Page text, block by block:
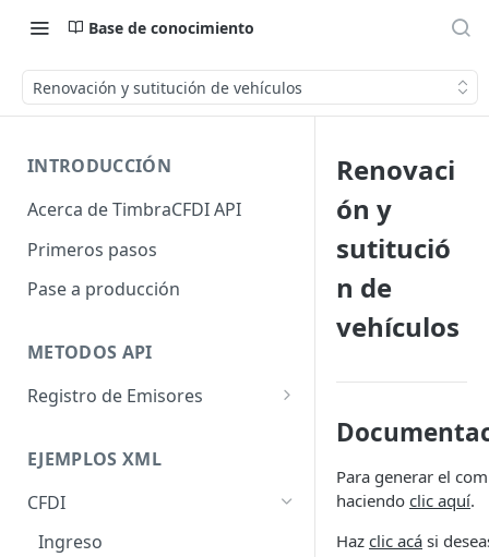
Base de conocimiento
Renovación y sutitución de vehículos
INTRODUCCIÓN
Acerca de TimbraCFDI API
Primeros pasos
Pase a producción
METODOS API
Registro de Emisores
Asigna Timbres
Obtiene Timbres Disponibles
EJEMPLOS XML
CFDI
Ingreso
Renovaci
ón y
sutitució
n de
vehículos
Para generar el
haciendo clic aquí.
Haz clic acá si